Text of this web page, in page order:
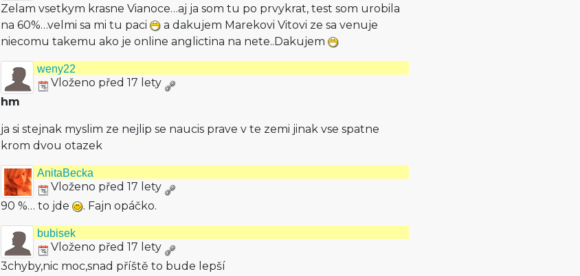
Zelam vsetkym krasne Vianoce…aj ja som tu po prvykrat, test som urobila
na 60%…velmi sa mi tu paci
a dakujem Marekovi Vitovi ze sa venuje
niecomu takemu ako je online anglictina na nete..Dakujem
weny22
Vloženo před 17 lety
hm
ja si stejnak myslim ze nejlip se naucis prave v te zemi jinak vse spatne
krom dvou otazek
AnitaBecka
Vloženo před 17 lety
90 %… to jde
. Fajn opáčko.
bubisek
Vloženo před 17 lety
3chyby,nic moc,snad příště to bude lepší